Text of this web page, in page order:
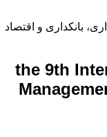
و اقتصاد
the